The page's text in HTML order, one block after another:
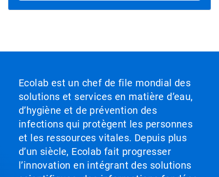
Ecolab est un chef de file mondial des
solutions et services en matière d’eau,
d’hygiène et de prévention des
infections qui protègent les personnes
et les ressources vitales. Depuis plus
d’un siècle, Ecolab fait progresser
l’innovation en intégrant des solutions